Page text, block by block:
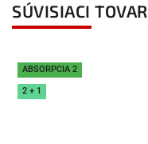
SÚVISIACI TOVAR
ABSORPCIA 2
2 + 1